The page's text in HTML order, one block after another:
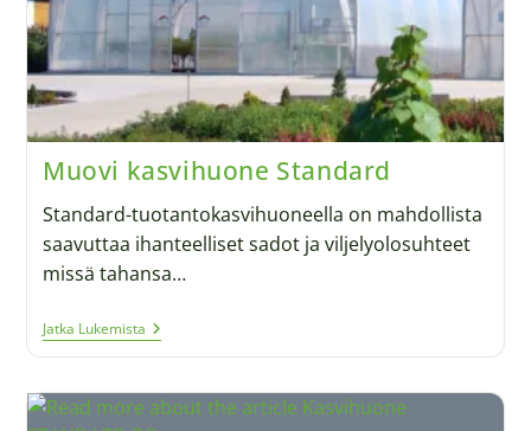
Muovi kasvihuone Standard
Standard-tuotantokasvihuoneella on mahdollista
saavuttaa ihanteelliset sadot ja viljelyolosuhteet
missä tahansa…
Jatka Lukemista